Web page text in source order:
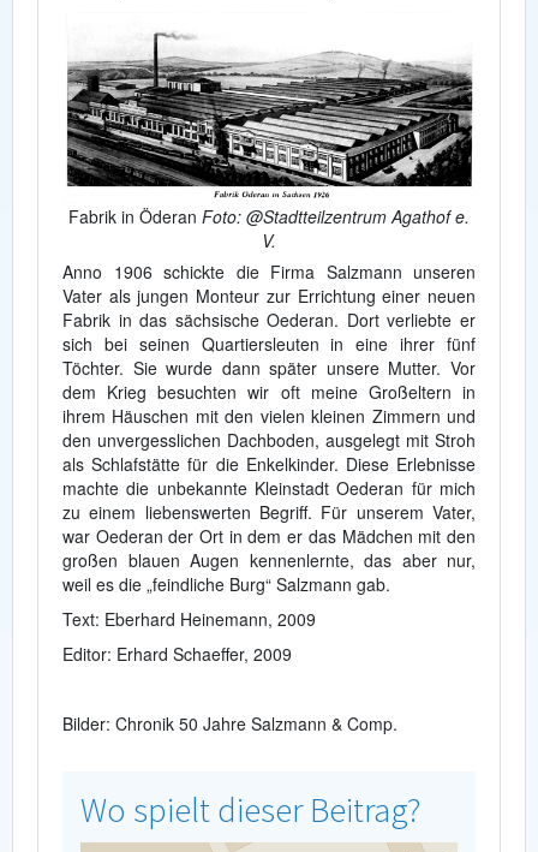
Fabrik in Öderan Foto: @Stadtteilzentrum Agathof e.
V.
Anno 1906 schickte die Firma Salzmann unseren
Vater als jungen Monteur zur Errichtung einer neuen
Fabrik in das sächsische Oederan. Dort verliebte er
sich bei seinen Quartiersleuten in eine ihrer fünf
Töchter. Sie wurde dann später unsere Mutter. Vor
dem Krieg besuchten wir oft meine Großeltern in
ihrem Häuschen mit den vielen kleinen Zimmern und
den unvergesslichen Dachboden, ausgelegt mit Stroh
als Schlafstätte für die Enkelkinder. Diese Erlebnisse
machte die unbekannte Kleinstadt Oederan für mich
zu einem liebenswerten Begriff. Für unserem Vater,
war Oederan der Ort in dem er das Mädchen mit den
großen blauen Augen kennenlernte, das aber nur,
weil es die „feindliche Burg“ Salzmann gab.
Text: Eberhard Heinemann, 2009
Editor: Erhard Schaeffer, 2009
Bilder: Chronik 50 Jahre Salzmann & Comp.
Wo spielt dieser Beitrag?